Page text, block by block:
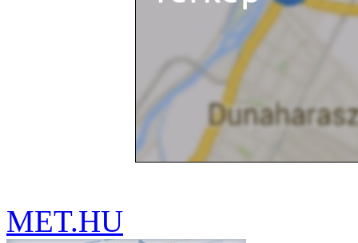
MET.HU